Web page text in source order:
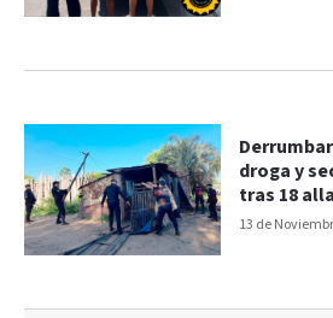
13 de
droga y
tras 18